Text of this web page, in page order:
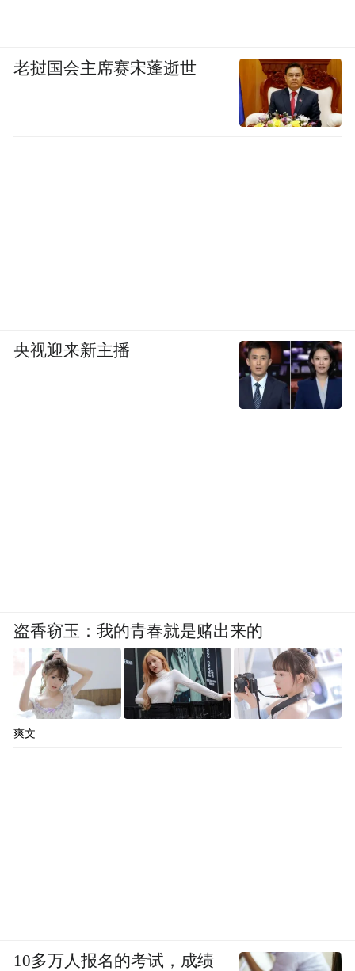
老挝国会主席赛宋蓬逝世
央视迎来新主播
盗香窃玉：我的青春就是赌出来的
爽文
10多万人报名的考试，成绩